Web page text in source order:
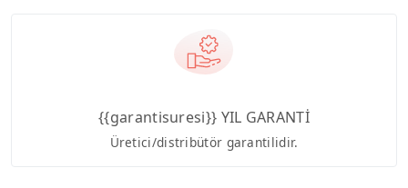
{{garantisuresi}} YIL GARANTİ
Üretici/distribütör garantilidir.